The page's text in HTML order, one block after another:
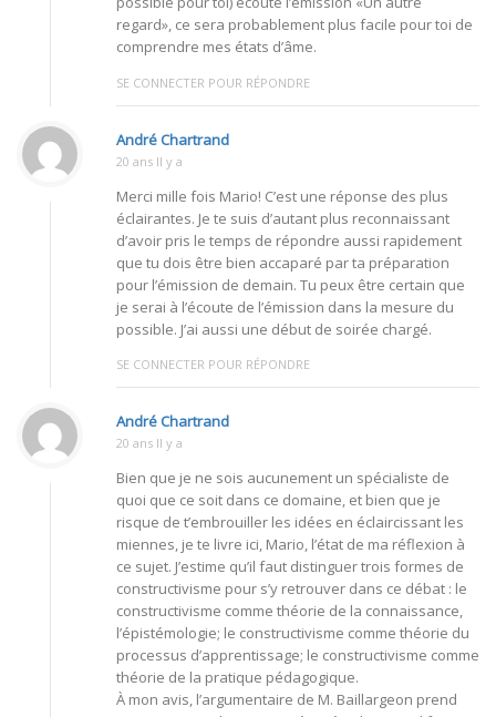
regard», ce sera probablement plus facile pour toi de
comprendre mes états d’âme.
SE CONNECTER POUR RÉPONDRE
André Chartrand
20 ans Il y a
Merci mille fois Mario! C’est une réponse des plus
éclairantes. Je te suis d’autant plus reconnaissant
d’avoir pris le temps de répondre aussi rapidement
que tu dois être bien accaparé par ta préparation
pour l’émission de demain. Tu peux être certain que
je serai à l’écoute de l’émission dans la mesure du
possible. J’ai aussi une début de soirée chargé.
SE CONNECTER POUR RÉPONDRE
André Chartrand
20 ans Il y a
Bien que je ne sois aucunement un spécialiste de
quoi que ce soit dans ce domaine, et bien que je
risque de t’embrouiller les idées en éclaircissant les
miennes, je te livre ici, Mario, l’état de ma réflexion à
ce sujet. J’estime qu’il faut distinguer trois formes de
constructivisme pour s’y retrouver dans ce débat : le
constructivisme comme théorie de la connaissance,
l’épistémologie; le constructivisme comme théorie du
processus d’apprentissage; le constructivisme comme
théorie de la pratique pédagogique.
À mon avis, l’argumentaire de M. Baillargeon prend